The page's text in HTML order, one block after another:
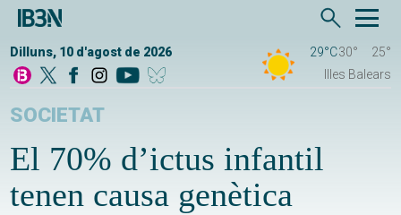
Dilluns, 10 d'agost de 2026 29°C30°
25°
Illes Balears
SOCIETAT
El 70% d’ictus infantil
tenen causa genètica